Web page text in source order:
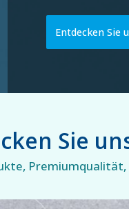
Entdecken Sie
Sie
Premiumqualität,